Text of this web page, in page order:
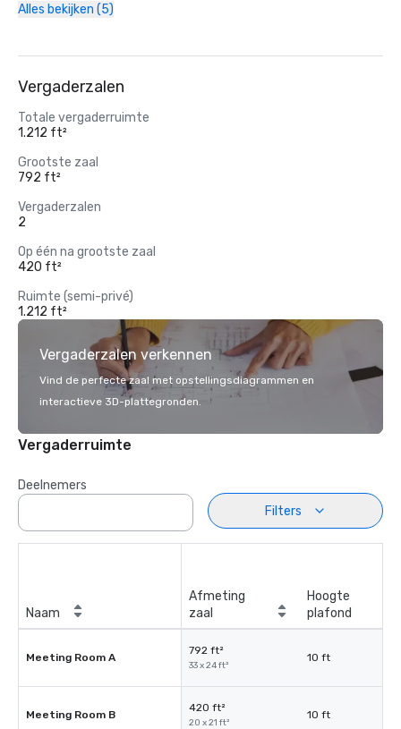
Alles bekijken (5)
Vergaderzalen
Totale vergaderruimte
1.212 ft²
Grootste zaal
792 ft²
Vergaderzalen
2
Op één na grootste zaal
420 ft²
Ruimte (semi-privé)
1.212 ft²
Vergaderzalen verkennen
Vind de perfecte zaal met opstellingsdiagrammen en
interactieve 3D-plattegronden.
Vergaderruimte
Deelnemers
Filters
Naam
Afmeting
zaal
Hoogte
plafond
Meeting Room A
792 ft²
33 x 24 ft²
10 ft
Meeting Room B
420 ft²
20 x 21 ft²
10 ft